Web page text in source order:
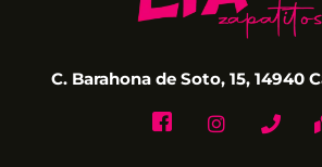
C. Barahona de Soto, 15, 14940